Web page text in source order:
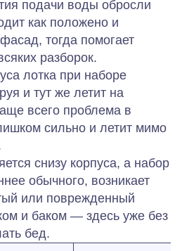
подачи воды обросли
как положено и
тогда помогает
разборок.
лотка при наборе
и тут же летит на
всего проблема в
сильно и летит мимо
снизу корпуса, а набор
обычного, возникает
или поврежденный
и баком — здесь уже без
бед.